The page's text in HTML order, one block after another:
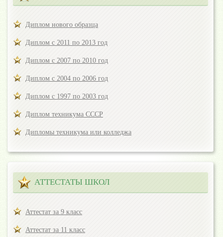
Диплом нового образца
Диплом с 2011 по 2013 год
Диплом с 2007 по 2010 год
Диплом с 2004 по 2006 год
Диплом с 1997 по 2003 год
Диплом техникума СССР
Дипломы техникума или колледжа
АТТЕСТАТЫ ШКОЛ
Аттестат за 9 класс
Аттестат за 11 класс